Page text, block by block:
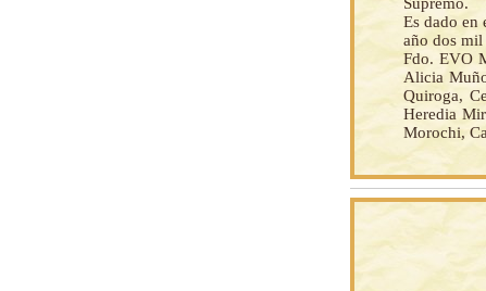
Es dado en
año dos mil
Fdo. EVO
Alicia
Quiroga,
Heredia
Morochi,